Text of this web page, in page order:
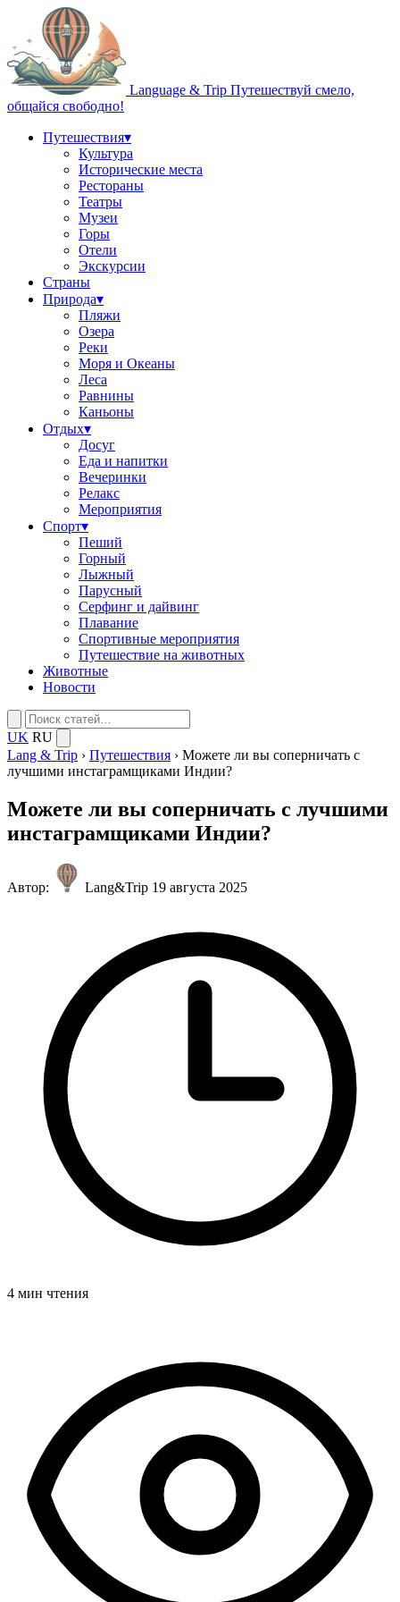
Language & Trip Путешествуй смело,
общайся свободно!
Путешествия▾
Культура
Исторические места
Рестораны
Театры
Музеи
Горы
Отели
Экскурсии
Страны
Природа▾
Пляжи
Озера
Реки
Моря и Океаны
Леса
Равнины
Каньоны
Отдых▾
Досуг
Еда и напитки
Вечеринки
Релакс
Мероприятия
Спорт▾
Пеший
Горный
Лыжный
Парусный
Серфинг и дайвинг
Плавание
Спортивные мероприятия
Путешествие на животных
Животные
Новости
UK RU
Lang & Trip › Путешествия › Можете ли вы соперничать с
лучшими инстаграмщиками Индии?
Можете ли вы соперничать с лучшими
инстаграмщиками Индии?
Автор: Lang&Trip 19 августа 2025
4 мин чтения